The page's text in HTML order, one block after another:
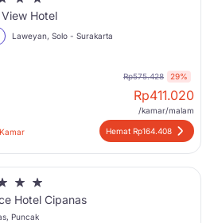
View Hotel
Laweyan, Solo - Surakarta
Rp575.428 29%
Rp411.020
/kamar/malam
Hemat Rp164.408
Hotel Cipanas
Puncak